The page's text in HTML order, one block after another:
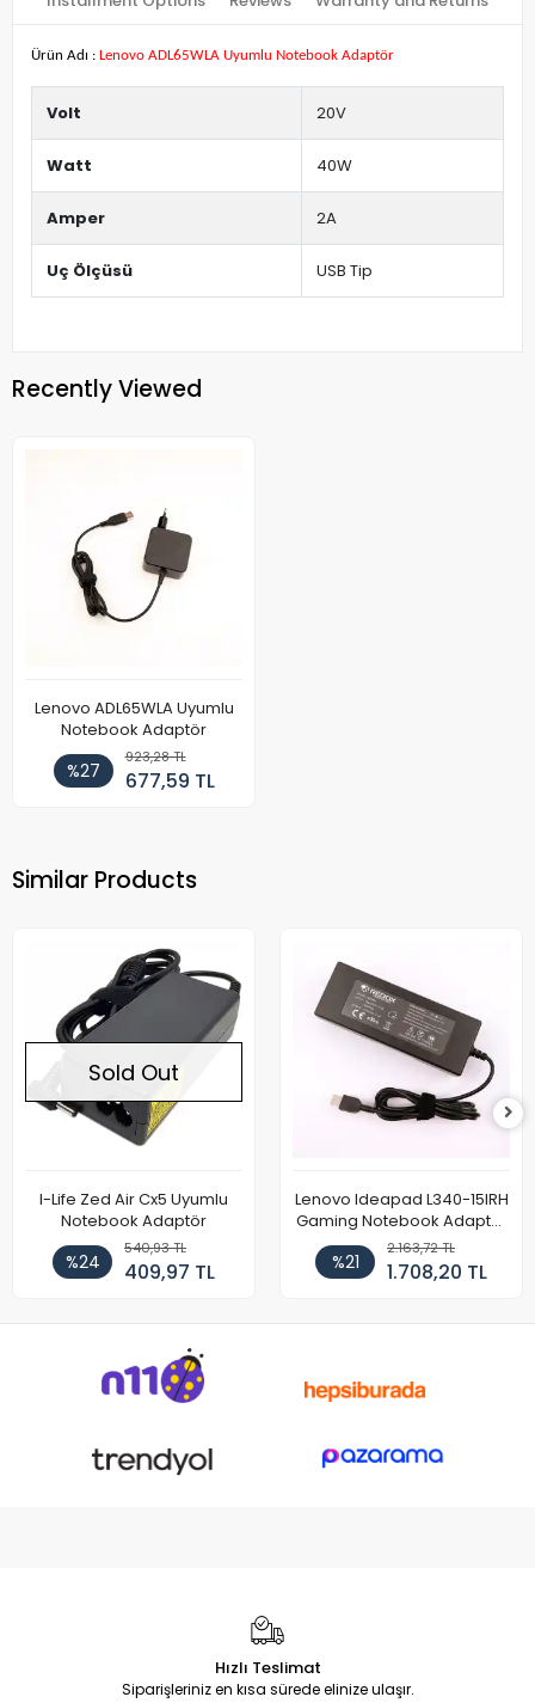
Ürün Adı : Lenovo ADL65WLA Uyumlu Notebook Adaptör
Volt 20V
Watt 40W
Amper 2A
Uç Ölçüsü USB Tip
Recently Viewed
Lenovo ADL65WLA Uyumlu
Notebook Adaptör
%27
923,28 TL
677,59 TL
Similar Products
Sold Out
I-Life Zed Air Cx5 Uyumlu
Notebook Adaptör
%24
540,93 TL
409,97 TL
Lenovo Ideapad L340-15IRH
Gaming Notebook Adaptör
Cihazı Şarj Aleti (150W)
%21
2.163,72 TL
1.708,20 TL
Hızlı Teslimat
Siparişleriniz en kısa sürede elinize ulaşır.